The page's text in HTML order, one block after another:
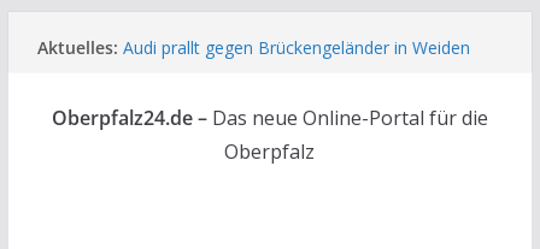
Inhalt
Aktuelles: Audi prallt gegen Brückengeländer in Weiden
Kindergeburtstag endet für Erwachsene im
Polizeigewahrsam
Wenn selbst der Polizeialltag kurios wird
Oberpfalz24.de – Das neue Online-Portal für die
Oberpfalz